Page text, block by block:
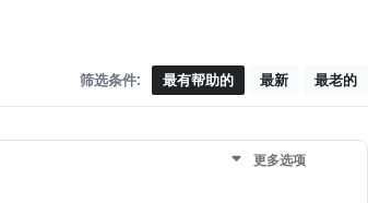
筛选条件: 最有帮助的 最新 最老的
更多选项